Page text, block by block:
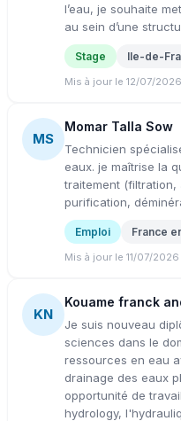
l’eau, je souhaite
au sein d’une
Stage Ile-de-
Mis à jour le 12/07/2026
MS
Momar Talla Sow
Technicien
eaux. je maîtrise la
traitement (filtration,
purification,
Emploi France
Mis à jour le 11/07/2026
KN
Kouame franck
Je suis nouveau
sciences dans le
ressources en eau
drainage des eaux
opportunité de
hydrology,